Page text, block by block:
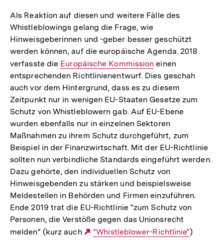
Als Reaktion auf diesen und weitere Fälle des
Whistleblowings gelang die Frage, wie
Hinweisgeberinnen und -geber besser geschützt
werden können, auf die europäische Agenda. 2018
verfasste die Interner
Link:
Europäische Kommission einen
entsprechenden Richtlinienentwurf. Dies geschah
auch vor dem Hintergrund, dass es zu diesem
Zeitpunkt nur in wenigen EU-Staaten Gesetze zum
Schutz von Whistleblowern gab. Auf EU-Ebene
wurden ebenfalls nur in einzelnen Sektoren
Maßnahmen zu ihrem Schutz durchgeführt, zum
Beispiel in der Finanzwirtschaft. Mit der EU-Richtlinie
sollten nun verbindliche Standards eingeführt werden.
Dazu gehörte, den individuellen Schutz von
Hinweisgebenden zu stärken und beispielsweise
Meldestellen in Behörden und Firmen einzuführen.
Ende 2019 trat die EU-Richtlinie "zum Schutz von
Personen, die Verstöße gegen das Unionsrecht
melden" (kurz auch
Externer
"Whistleblower-Richtlinie")